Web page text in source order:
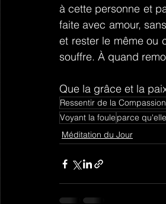
à cette personne et
faite avec amour,
et rester le même ou
souffre. À quand
Que la grâce et la
Ressentir de la Compassion
Voyant la foule parce
Méditation du Jour